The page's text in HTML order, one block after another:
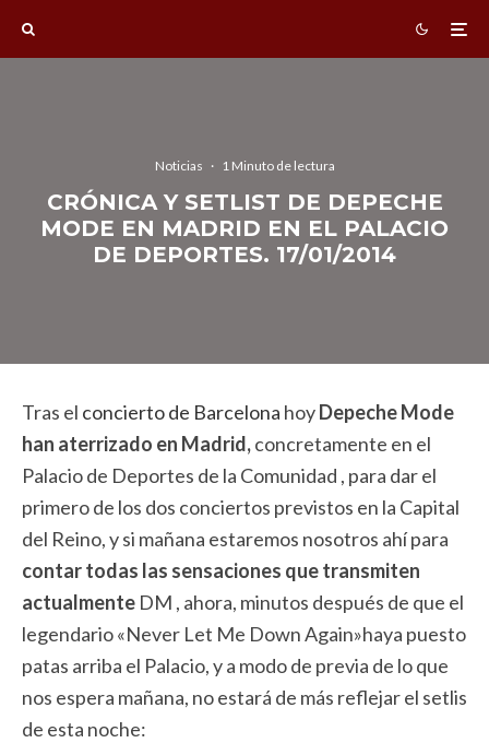
Noticias · 1 Minuto de lectura
CRÓNICA Y SETLIST DE DEPECHE
MODE EN MADRID EN EL PALACIO
DE DEPORTES. 17/01/2014
Tras el concierto de Barcelona hoyDepeche Mode
han aterrizado en Madrid,concretamente en el
Palacio de Deportes de la Comunidad , para dar el
primero de los dos conciertos previstos en la Capital
del Reino, y si mañana estaremos nosotros ahí para
contar todas las sensaciones que transmiten
actualmente DM , ahora, minutos después de que el
legendario «Never Let Me Down Again»haya puesto
patas arriba el Palacio, y a modo de previa de lo que
nos espera mañana, no estará de más reflejar el setlis
de esta noche: